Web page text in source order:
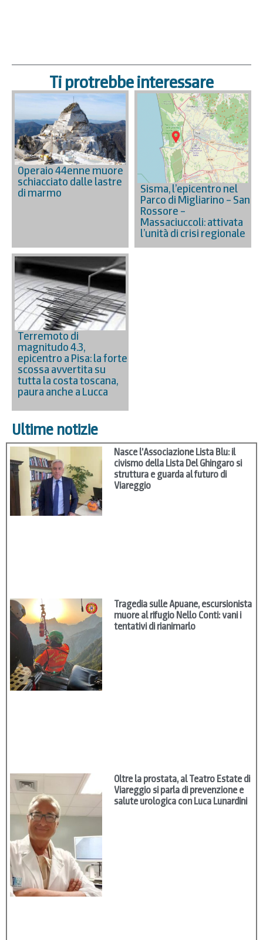
Ti protrebbe interessare
Operaio 44enne muore
schiacciato dalle lastre
di marmo Sisma, l’epicentro nel
Parco di Migliarino – San
Rossore –
Massaciuccoli: attivata
l’unità di crisi regionale
Terremoto di
magnitudo 4.3,
epicentro a Pisa: la forte
scossa avvertita su
tutta la costa toscana,
paura anche a Lucca
Ultime notizie
Nasce l’Associazione Lista Blu: il
civismo della Lista Del Ghingaro si
struttura e guarda al futuro di
Viareggio
Tragedia sulle Apuane, escursionista
muore al rifugio Nello Conti: vani i
tentativi di rianimarlo
Oltre la prostata, al Teatro Estate di
Viareggio si parla di prevenzione e
salute urologica con Luca Lunardini